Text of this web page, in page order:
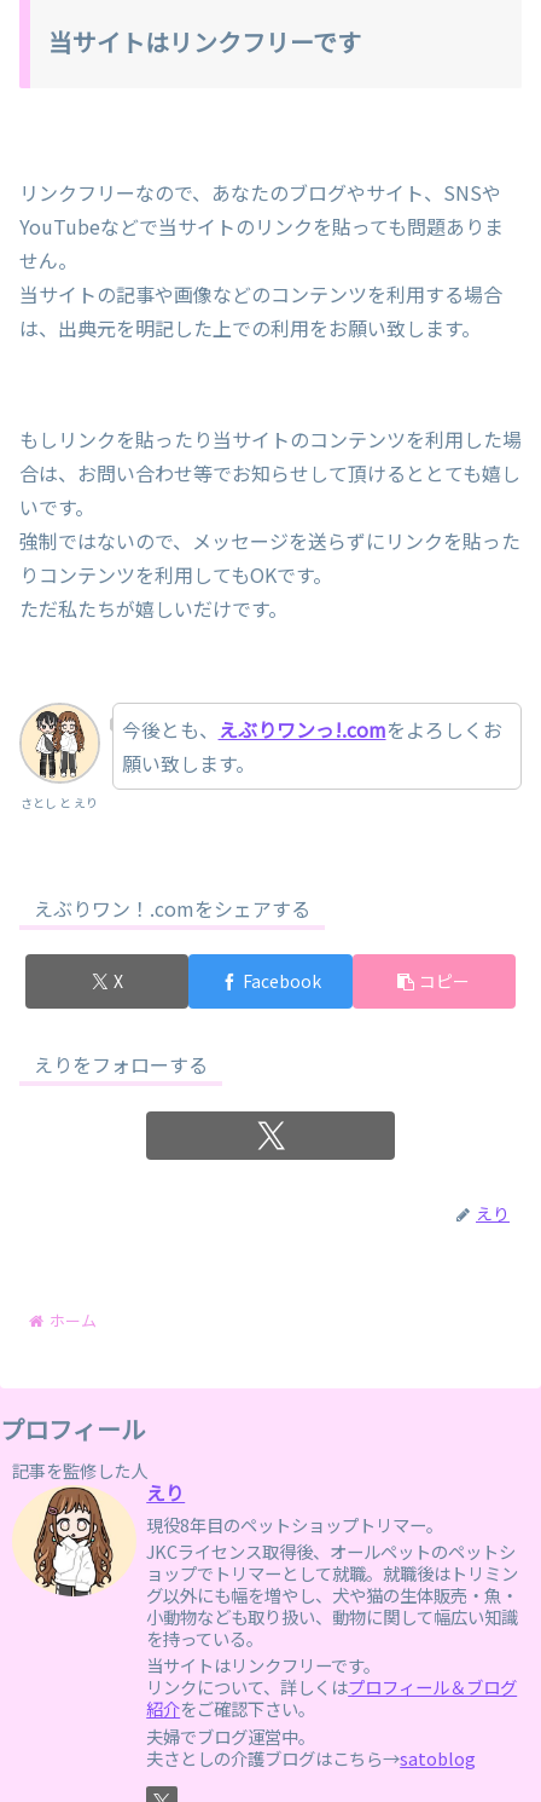
当サイトはリンクフリーです
リンクフリーなので、あなたのブログやサイト、SNSや
YouTubeなどで当サイトのリンクを貼っても問題ありま
せん。
当サイトの記事や画像などのコンテンツを利用する場合
は、出典元を明記した上での利用をお願い致します。
もしリンクを貼ったり当サイトのコンテンツを利用した場
合は、お問い合わせ等でお知らせして頂けるととても嬉し
いです。
強制ではないので、メッセージを送らずにリンクを貼った
りコンテンツを利用してもOKです。
ただ私たちが嬉しいだけです。
さとし と えり
今後とも、 えぶりワンっ!.comをよろしくお
願い致します。
えぶりワン！.comをシェアする
X Facebook コピー
えりをフォローする
えり
ホーム
プロフィール
記事を監修した人
えり
現役8年目のペットショップトリマー。
JKCライセンス取得後、オールペットのペットシ
ョップでトリマーとして就職。就職後はトリミン
グ以外にも幅を増やし、犬や猫の生体販売・魚・
小動物なども取り扱い、動物に関して幅広い知識
を持っている。
当サイトはリンクフリーです。
リンクについて、詳しくはプロフィール＆ブログ
紹介をご確認下さい。
夫婦でブログ運営中。
夫さとしの介護ブログはこちら→satoblog